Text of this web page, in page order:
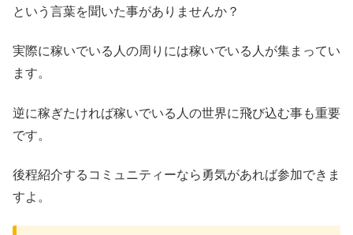
という言葉を聞いた事がありませんか？
実際に稼いでいる人の周りには稼いでいる人が集まってい
ます。
逆に稼ぎたければ稼いでいる人の世界に飛び込む事も重要
です。
後程紹介するコミュニティーなら勇気があれば参加できま
すよ。